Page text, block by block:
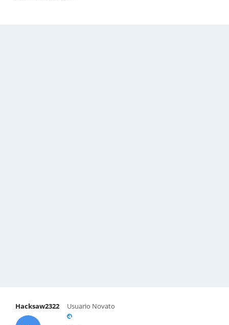
Hacksaw2322 Usuario Novato